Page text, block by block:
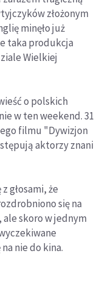
złożonym
minęło już
taka produkcja
Wielkiej
o polskich
w ten weekend. 31
filmu "Dywizjon
aktorzy znani
głosami, że
się na
ale skoro w jednym
nie do kina.